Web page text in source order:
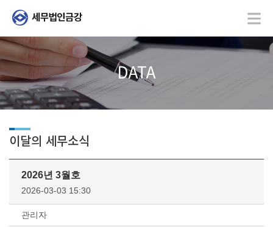
DATA
이달의 세무소식
2026년 3월호
2026-03-03 15:30
관리자